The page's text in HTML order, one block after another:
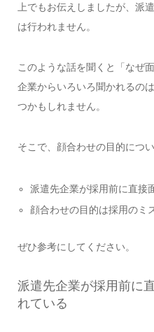
上でもお伝えしましたが、派
は行われません。
このような話を聞くと「なぜ
企業からいろいろ聞かれるの
つかもしれません。
そこで、顔合わせの目的につ
派遣先企業が採用前に直接
顔合わせの目的は採用のミ
ぜひ参考にしてください。
派遣先企業が採用前に
れている